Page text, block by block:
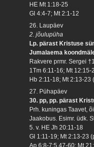
HE Mt 1:18-25
Gl 4:4-7; Mt 2:1-12
26. Laupäev
2. jõulupüha
Lp. pärast Kristuse
Jumalaema
Rakvere prmr. Sergei
1Tm 6:11-16; Mt 12:15-
Hb 2:11-18; Mt 2:13-23
27. Pühapäev
30. pp, pp. pärast
Prh. kuningas Taavet,
Jaakobus. Esimr. üdk.
5. v. HE Jh 20:11-18
Gl 1:11-19; Mt 2:13-23
Ap 6:8-7:5,47-60; Mt